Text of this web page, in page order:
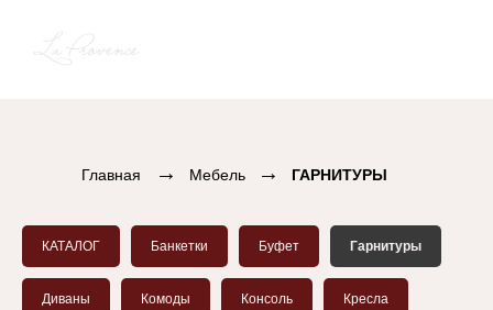
Главная Мебель ГАРНИТУРЫ
→ →
КАТАЛОГ Банкетки Буфет Гарнитуры
Диваны Комоды Консоль Кресла